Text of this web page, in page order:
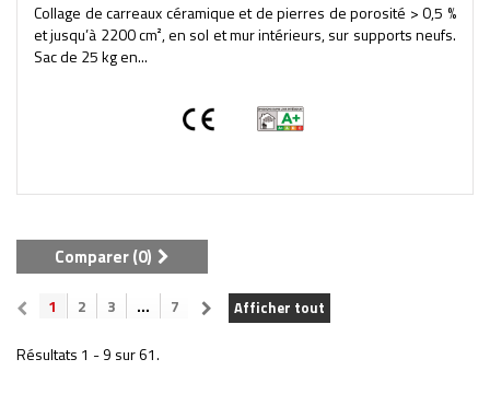
Collage de carreaux céramique et de pierres de porosité > 0,5 %
et jusqu’à 2200 cm², en sol et mur intérieurs, sur supports neufs.
Sac de 25 kg en...
Comparer (0)
Afficher tout
1 2 3 ... 7
Résultats 1 - 9 sur 61.